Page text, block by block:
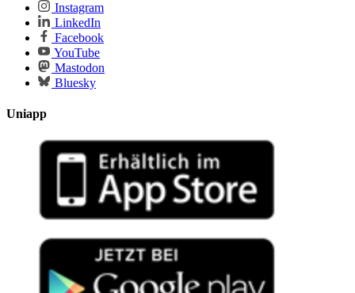
Instagram
LinkedIn
Facebook
YouTube
Mastodon
Bluesky
Uniapp